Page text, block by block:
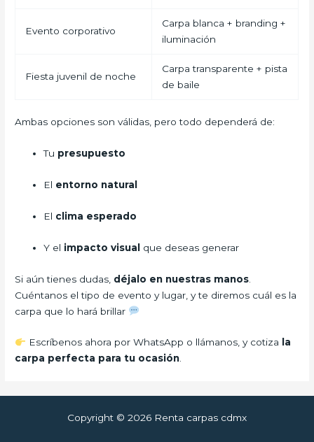
Evento corporativo
Carpa blanca + branding +
iluminación
Fiesta juvenil de noche
Carpa transparente + pista
de baile
Ambas opciones son válidas, pero todo dependerá de:
Tu presupuesto
El entorno natural
El clima esperado
Y el impacto visual que deseas generar
Si aún tienes dudas, déjalo en nuestras manos
Cuéntanos el tipo de evento y lugar, y te diremos cuál es la
carpa que lo hará brillar
Escríbenos ahora por WhatsApp o llámanos, y cotiza
la
carpa perfecta para tu ocasión.
Copyright © 2026 Renta carpas cdmx